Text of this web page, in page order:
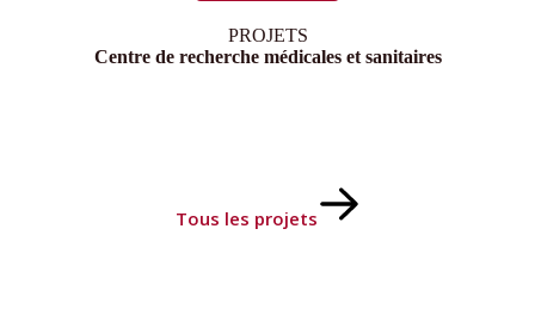
PROJETS
Centre de recherche médicales et sanitaires
Tous les projets